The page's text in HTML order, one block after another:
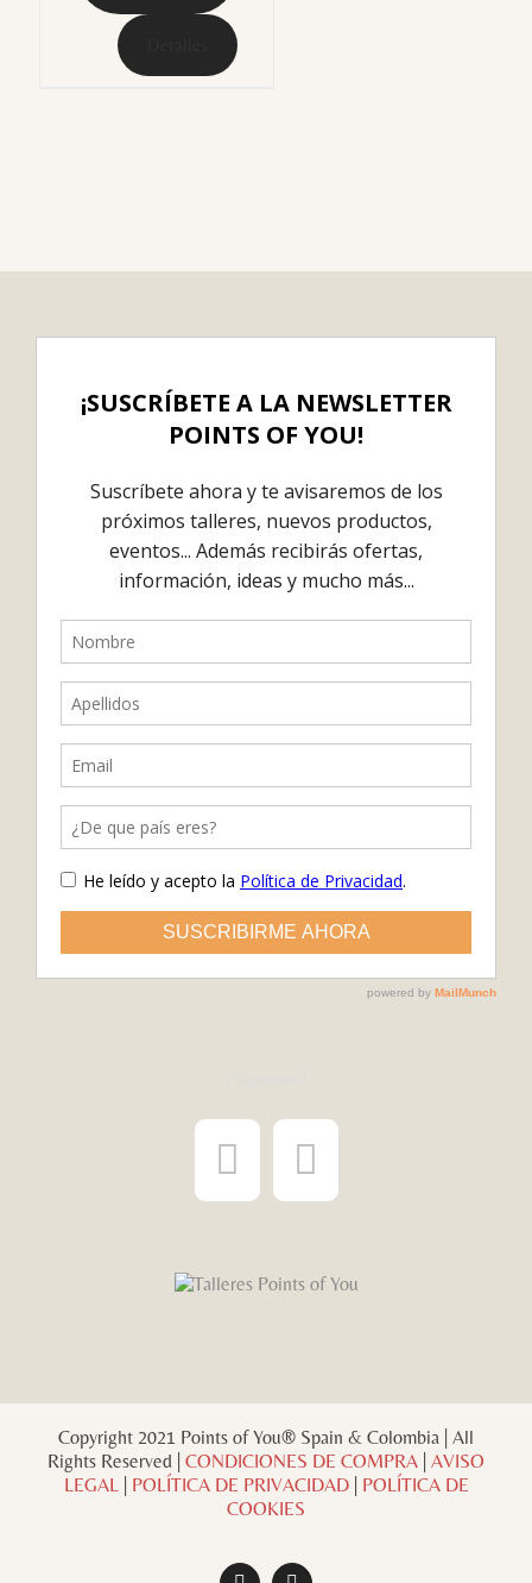
Copyright 2021 Points of You® Spain & Colombia | All
Rights Reserved | CONDICIONES DE COMPRA AVISO
LEGAL| POLÍTICA DE PRIVACIDAD| POLÍTICA DE
COOKIES